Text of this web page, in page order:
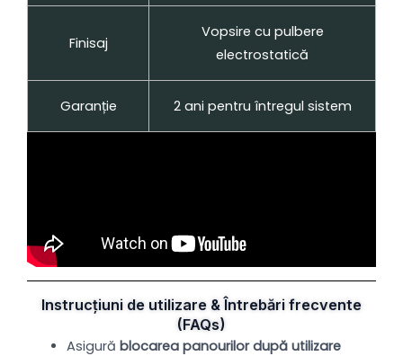
Finisaj
Vopsire cu pulbere
electrostatică
Garanție 2 ani pentru întregul sistem
Instrucțiuni de utilizare & Întrebări frecvente
(FAQs)
Asigură blocarea panourilor după utilizare